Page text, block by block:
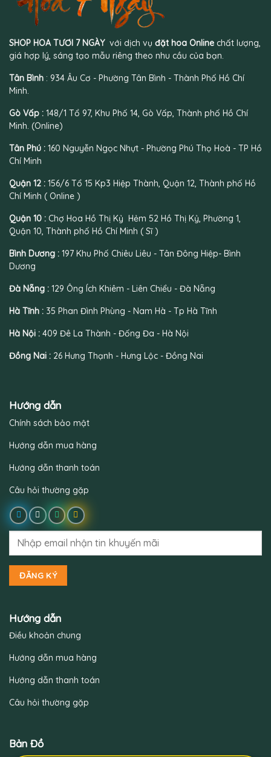
SHOP HOA TƯƠI 7 NGÀY với dịch vụ đặt hoa Online chất lượng,
giá hợp lý, sáng tạo mẫu riêng theo nhu cầu của bạn.
Tân Bình : 934 Âu Cơ - Phường Tân Bình - Thành Phố Hồ Chí
Minh.
Gò Vấp : 148/1 Tổ 97, Khu Phố 14, Gò Vấp, Thành phố Hồ Chí
Minh. (Online)
Tân Phú : 160 Nguyễn Ngọc Nhựt - Phường Phú Thọ Hoà - TP Hồ
Chí Minh
Quận 12 : 156/6 Tổ 15 Kp3 Hiệp Thành, Quận 12, Thành phố Hồ
Chí Minh ( Online )
Quận 10 : Chợ Hoa Hồ Thị Kỷ Hẻm 52 Hồ Thị Kỷ, Phường 1,
Quận 10, Thành phố Hồ Chí Minh ( Sĩ )
Bình Dương : 197 Khu Phố Chiêu Liêu - Tân Đông Hiệp- Bình
Dương
Đà Nẵng : 129 Ông Ích Khiêm - Liên Chiểu - Đà Nẵng
Hà Tĩnh : 35 Phan Đình Phùng - Nam Hà - Tp Hà Tĩnh
Hà Nội : 409 Đê La Thành - Đống Đa - Hà Nội
Đồng Nai : 26 Hưng Thạnh - Hưng Lộc - Đồng Nai
Hướng dẫn
Chính sách bảo mật
Hướng dẫn mua hàng
Hướng dẫn thanh toán
Câu hỏi thường gặp
Hướng dẫn
Điều khoản chung
Hướng dẫn mua hàng
Hướng dẫn thanh toán
Câu hỏi thường gặp
Bản Đồ